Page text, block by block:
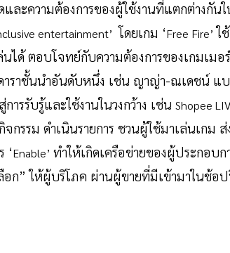
และความต้องการของผู้ใช้งานที่แตกต่างกัน
entertainment’ โดยเกม ‘Free Fire’ ใช้
ได้ ตอบโจทย์กับความต้องการของเกมเมอร์
าราชั้นนำอันดับหนึ่ง เช่น ญาญ่า-ณเดชน์ แ
ารรับรู้และใช้งานในวงกว้าง เช่น Shopee
กรรม ดำเนินรายการ ชวนผู้ใช้มาเล่นเกม ส่
‘Enable’ ทำให้เกิดเครือข่ายของผู้ประกอบก
อก” ให้ผู้บริโภค ผ่านผู้ขายที่มีเข้ามาในช้อ